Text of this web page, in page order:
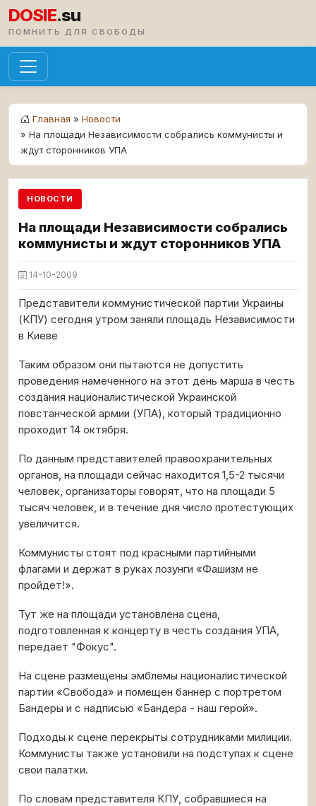
DOSIE.su
ПОМНИТЬ ДЛЯ СВОБОДЫ
Главная » Новости
» На площади Независимости собрались коммунисты и
ждут сторонников УПА
НОВОСТИ
На площади Независимости собрались
коммунисты и ждут сторонников УПА
14-10-2009
Представители коммунистической партии Украины
(КПУ) сегодня утром заняли площадь Независимости
в Киеве
Таким образом они пытаются не допустить
проведения намеченного на этот день марша в честь
создания националистической Украинской
повстанческой армии (УПА), который традиционно
проходит 14 октября.
По данным представителей правоохранительных
органов, на площади сейчас находится 1,5-2 тысячи
человек, организаторы говорят, что на площади 5
тысяч человек, и в течение дня число протестующих
увеличится.
Коммунисты стоят под красными партийными
флагами и держат в руках лозунги «Фашизм не
пройдет!».
Тут же на площади установлена сцена,
подготовленная к концерту в честь создания УПА,
передает "Фокус".
На сцене размещены эмблемы националистической
партии «Свобода» и помещен баннер с портретом
Бандеры и с надписью «Бандера - наш герой».
Подходы к сцене перекрыты сотрудниками милиции.
Коммунисты также установили на подступах к сцене
свои палатки.
По словам представителя КПУ, собравшиеся на